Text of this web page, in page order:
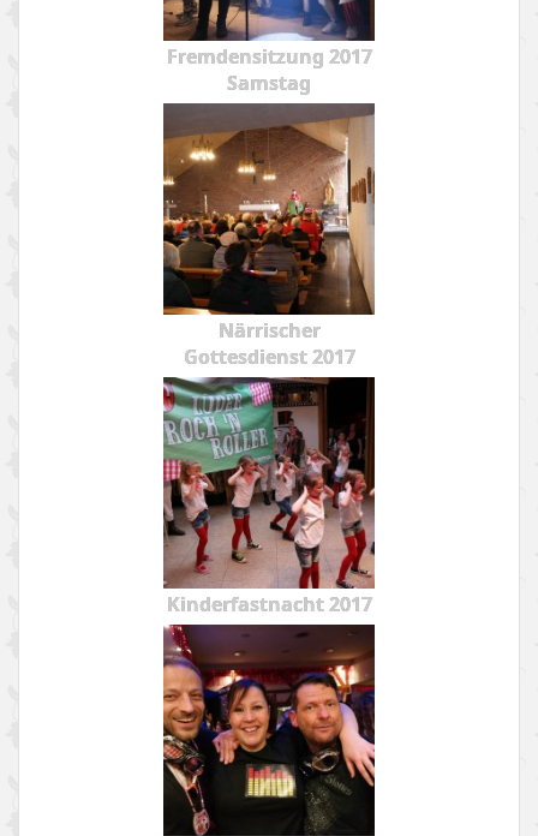
Fremdensitzung 2017
Samstag
Närrischer
Gottesdienst 2017
Kinderfastnacht 2017